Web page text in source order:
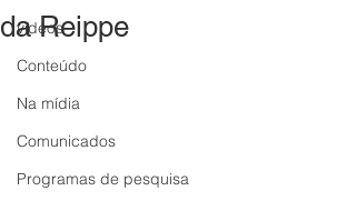
vídeos
Conteúdo
Na mídia
Comunicados
Programas de pesquisa
da Reippe